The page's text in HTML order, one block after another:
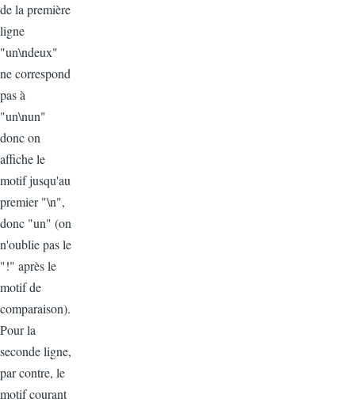
de la première
ligne
"un\ndeux"
ne correspond
pas à
"un\nun"
donc on
affiche le
motif jusqu'au
premier "\n",
donc "un" (on
n'oublie pas le
"!" après le
motif de
comparaison).
Pour la
seconde ligne,
par contre, le
motif courant